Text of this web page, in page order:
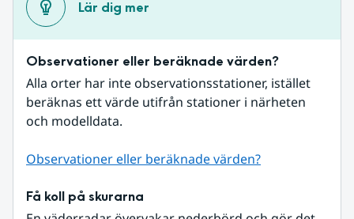
Lär dig mer
Observationer eller beräknade värden?
Alla orter har inte observationsstationer, istället
beräknas ett värde utifrån stationer i närheten
och modelldata.
Observationer eller beräknade värden?
Få koll på skurarna